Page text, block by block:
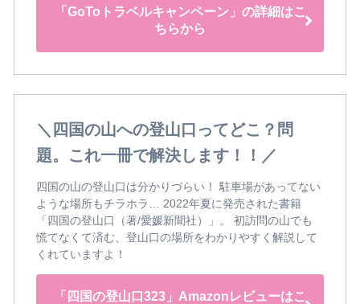
「GoToトラベルキャンペーン」の詳細はこ
ちらから
＼四国の山への登山口ってどこ？問
題。これ一冊で解決します！！／
四国の山の登山口は分かりづらい！ 駐車場があってない
ような場所もチラホラ… 2022年夏に発売された書籍
「四国の登山口（著/愛媛新聞社）」。 初訪問の山でも
慌てなくて済む、登山口の場所をわかりやすく解説して
くれていますよ！
「四国の登山口323」Amazonレビューはこ